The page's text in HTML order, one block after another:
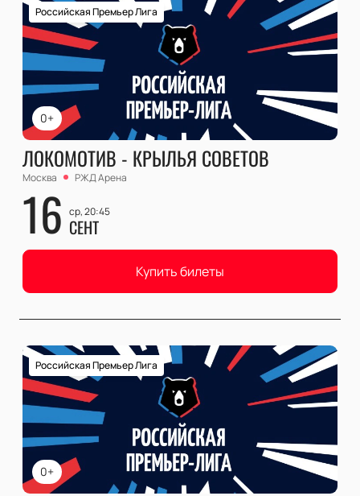
0+
Российская Премьер Лига
ЛОКОМОТИВ - КРЫЛЬЯ СОВЕТОВ
Москва РЖД Арена
16 ср, 20:45
СЕНТ
Купить билеты
0+
Российская Премьер Лига